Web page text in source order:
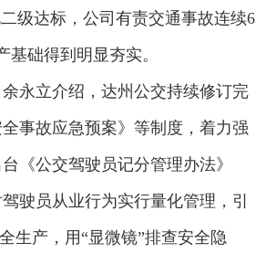
级达标，公司有责交通事故连续6
础得到明显夯实。
永立介绍，达州公交持续修订完
事故应急预案》等制度，着力强
《公交驾驶员记分管理办法》
驶员从业行为实行量化管理，引
生产，用“显微镜”排查安全隐